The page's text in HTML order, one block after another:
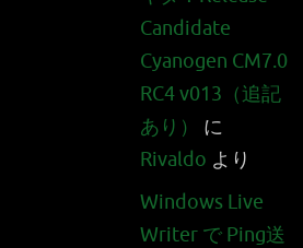
Candidate
Cyanogen CM7.0
RC4 v013（追記
あり）
に
Rivaldo より
Windows Live
Writer で Ping送